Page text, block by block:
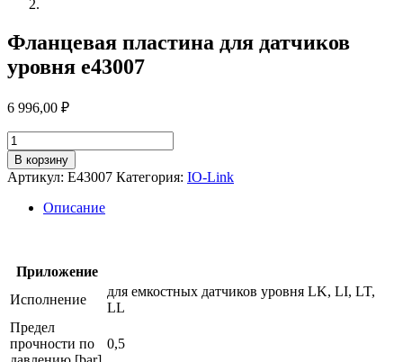
Фланцевая пластина для датчиков
уровня e43007
6 996,00 ₽
Количество
товара
Фланцевая
пластина
датчиков
В корзину
Артикул: E43007 Категория: IO-Link
Описание
Приложение
Исполнение
для емкостных датчиков уровня LK, LI, LT,
LL
Предел
прочности по
0,5